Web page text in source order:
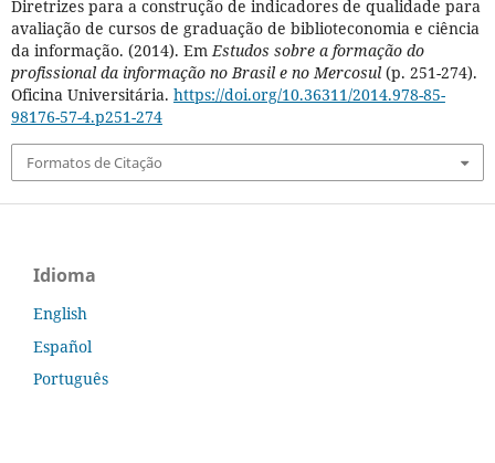
Diretrizes para a construção de indicadores de qualidade para
avaliação de cursos de graduação de biblioteconomia e ciência
da informação. (2014). Em Estudos sobre a formação do
profissional da informação no Brasil e no Mercosul(p. 251-274).
Oficina Universitária. https://doi.org/10.36311/2014.978-85-
98176-57-4.p251-274
Formatos de Citação
Idioma
English
Español
Português